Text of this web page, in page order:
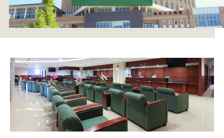
HOME
ご来院の方へ
診療科・センター
人間ドック